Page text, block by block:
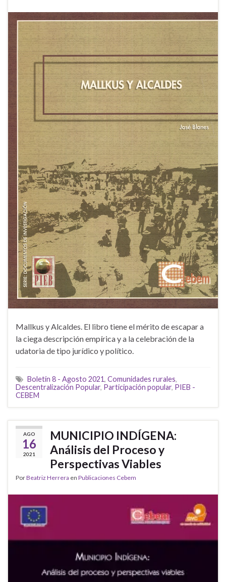
Mallkus y Alcaldes. El libro tiene el mérito de escapar a
la ciega descripción empírica y a la celebración de la
udatoria de tipo jurídico y político.
Boletín 8 - Agosto 2021, Comunidades rurales,
Descentralización Popular, Participación popular, PIEB -
CEBEM
AGO
16
2021
MUNICIPIO INDÍGENA:
Análisis del Proceso y
Perspectivas Viables
PorBeatriz Herrera en Publicaciones Cebem